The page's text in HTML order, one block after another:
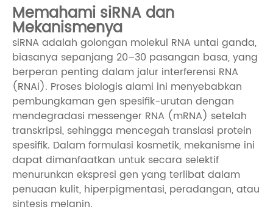
Memahami siRNA dan
Mekanismenya
siRNA adalah golongan molekul RNA untai ganda,
biasanya sepanjang 20–30 pasangan basa, yang
berperan penting dalam jalur interferensi RNA
(RNAi). Proses biologis alami ini menyebabkan
pembungkaman gen spesifik-urutan dengan
mendegradasi messenger RNA (mRNA) setelah
transkripsi, sehingga mencegah translasi protein
spesifik. Dalam formulasi kosmetik, mekanisme ini
dapat dimanfaatkan untuk secara selektif
menurunkan ekspresi gen yang terlibat dalam
penuaan kulit, hiperpigmentasi, peradangan, atau
sintesis melanin.